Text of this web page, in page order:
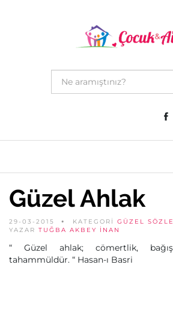
Güzel Ahlak
29-03-2015 KATEGORİ GÜZEL
YAZAR TUĞBA AKBEY İNAN
“ Güzel ahlak; cömertlik,
tahammüldür. “ Hasan-ı Basri